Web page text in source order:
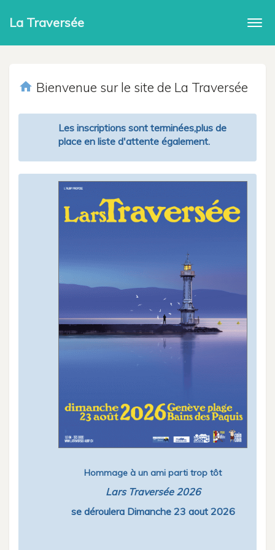
La Traversée
home Bienvenue sur le site de La Traversée
Les inscriptions sont terminées,plus de
place en liste d'attente également.
Hommage à un ami parti trop tôt
Lars Traversée 2026
se déroulera Dimanche 23 aout 2026